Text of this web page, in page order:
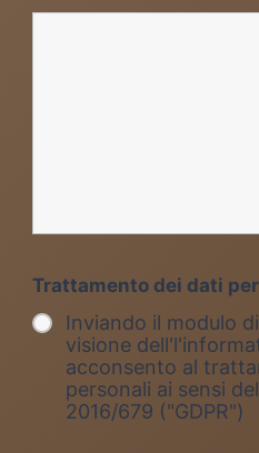
Trattamento dei dati
Inviando il modulo
visione
acconsento al
personali ai sensi
2016/679 ("GDPR")